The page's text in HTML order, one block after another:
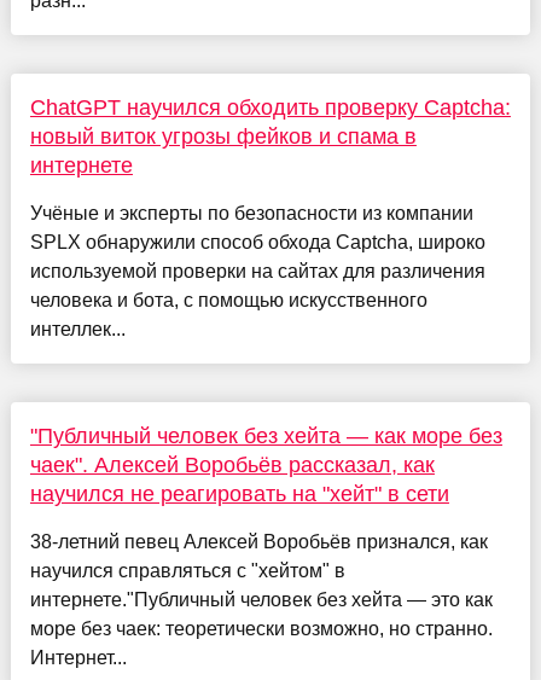
ChatGPT научился обходить проверку Captcha:
новый виток угрозы фейков и спама в
интернете
Учёные и эксперты по безопасности из компании
SPLX обнаружили способ обхода Captcha, широко
используемой проверки на сайтах для различения
человека и бота, с помощью искусственного
интеллек...
"Публичный человек без хейта — как море без
чаек". Алексей Воробьёв рассказал, как
научился не реагировать на "хейт" в сети
38-летний певец Алексей Воробьёв признался, как
научился справляться с "хейтом" в
интернете."Публичный человек без хейта — это как
море без чаек: теоретически возможно, но странно.
Интернет...